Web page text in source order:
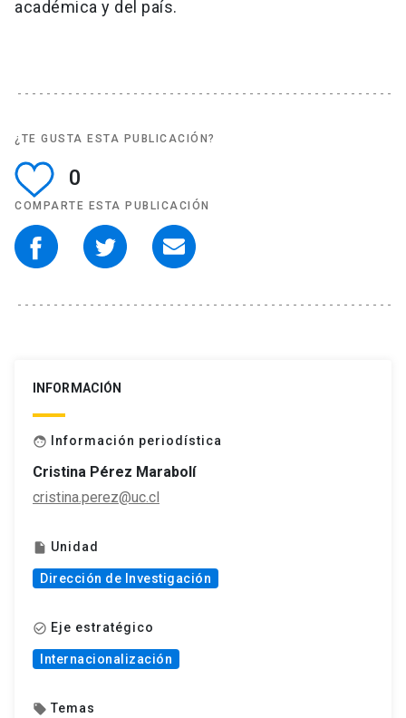
académica y del país.
¿TE GUSTA ESTA PUBLICACIÓN?
0
COMPARTE ESTA PUBLICACIÓN
INFORMACIÓN
face Información periodística
Cristina Pérez Marabolí
cristina.perez@uc.cl
insert_drive_file Unidad
Dirección de Investigación
check_circle_outline Eje estratégico
Internacionalización
local_offer Temas